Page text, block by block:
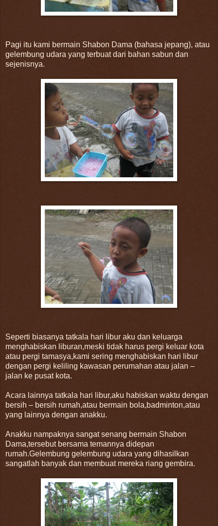
Pagi itu kami bermain Shabon Dama (bahasa jepang), atau
gelembung udara yang terbuat dari bahan sabun dan
sejenisnya.
Seperti biasanya tatkala hari libur aku dan keluarga
menghabiskan liburan,meski tidak harus pergi keluar kota
atau pergi tamasya,kami sering menghabiskan hari libur
dengan pergi keliling kawasan perumahan atau jalan –
jalan ke pusat kota.
Acara lainnya tatkala hari libur,aku habiskan waktu dengan
bersih – bersih rumah,atau bermain bola,badminton,atau
yang lainnya dengan anakku.
Anakku nampaknya sangat senang bermain Shabon
Dama,tersebut bersama temannya didepan
rumah.Gelembung gelembung udara yang dihasilkan
sangatlah banyak dan membuat mereka riang gembira.